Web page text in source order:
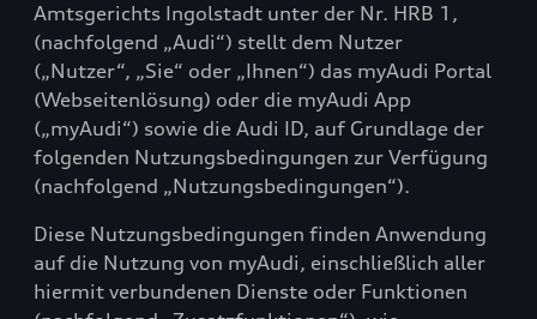
Amtsgerichts Ingolstadt unter der Nr. HRB 1,
(nachfolgend „Audi“) stellt dem Nutzer
(„Nutzer“, „Sie“ oder „Ihnen“) das myAudi Portal
(Webseitenlösung) oder die myAudi App
(„myAudi“) sowie die Audi ID, auf Grundlage der
folgenden Nutzungsbedingungen zur Verfügung
(nachfolgend „Nutzungsbedingungen“).
Diese Nutzungsbedingungen finden Anwendung
auf die Nutzung von myAudi, einschließlich aller
hiermit verbundenen Dienste oder Funktionen